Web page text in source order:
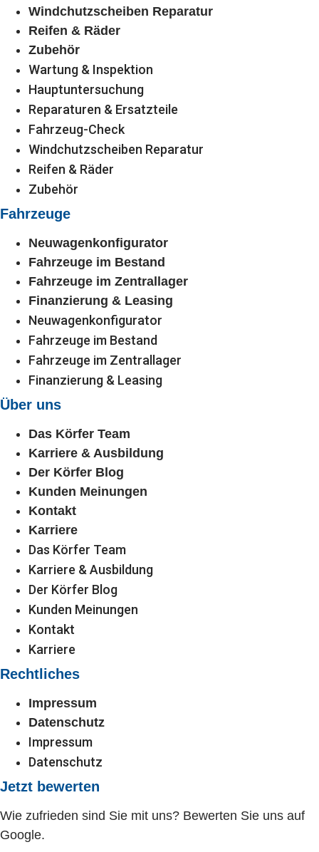
Windchutzscheiben Reparatur
Reifen & Räder
Zubehör
Wartung & Inspektion
Hauptuntersuchung
Reparaturen & Ersatzteile
Fahrzeug-Check
Windchutzscheiben Reparatur
Reifen & Räder
Zubehör
Fahrzeuge
Neuwagenkonfigurator
Fahrzeuge im Bestand
Fahrzeuge im Zentrallager
Finanzierung & Leasing
Neuwagenkonfigurator
Fahrzeuge im Bestand
Fahrzeuge im Zentrallager
Finanzierung & Leasing
Über uns
Das Körfer Team
Karriere & Ausbildung
Der Körfer Blog
Kunden Meinungen
Kontakt
Karriere
Das Körfer Team
Karriere & Ausbildung
Der Körfer Blog
Kunden Meinungen
Kontakt
Karriere
Rechtliches
Impressum
Datenschutz
Impressum
Datenschutz
Jetzt bewerten
Wie zufrieden sind Sie mit uns? Bewerten Sie uns auf
Google.